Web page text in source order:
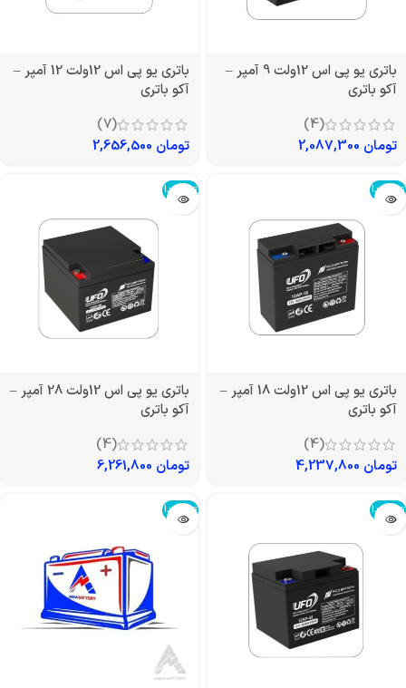
باتری یو پی اس 12ولت 9 آمپر –
آکو باتری
(4)
تومان
باتری یو پی اس 12ولت 12 آمپر –
آکو باتری
(7)
تومان
تمام شد!
باتری یو پی اس 12ولت 18 آمپر –
آکو باتری
(4)
تومان
تمام شد!
باتری یو پی اس 12ولت 28 آمپر –
آکو باتری
(4)
تومان
تمام شد! تمام شد!